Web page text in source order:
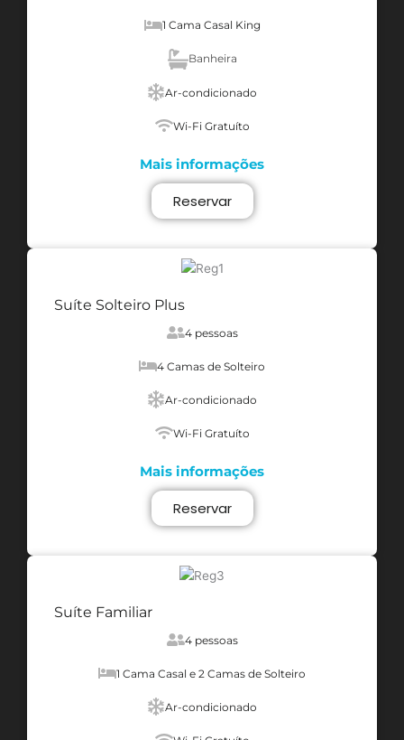
1 Cama Casal King
Banheira
Ar-condicionado
Wi-Fi Gratuíto
Mais informações
Reservar
Suíte Solteiro Plus
4 pessoas
4 Camas de Solteiro
Ar-condicionado
Wi-Fi Gratuíto
Mais informações
Reservar
Suíte Familiar
4 pessoas
1 Cama Casal e 2 Camas de Solteiro
Ar-condicionado